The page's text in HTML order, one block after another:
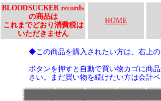
BLOODSUCKER records
の商品は
これまでどおり消費税は
いただきません
HOME
◆この商品を購入されたい方は、右上
ボタンを押すと自動で買い物カゴに商
さい。まだ買い物を続けたい方は会計